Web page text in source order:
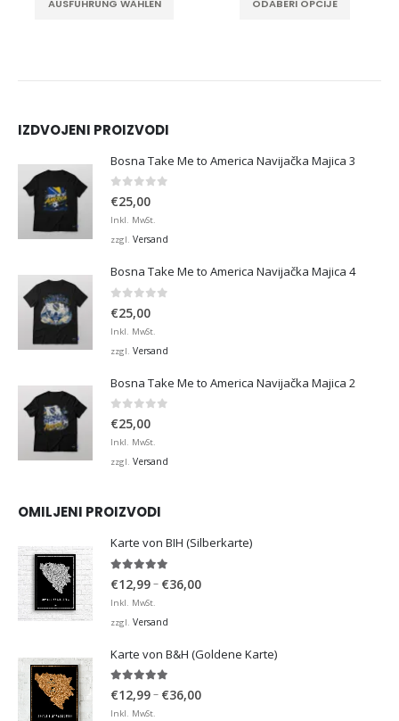
AUSFÜHRUNG WÄHLEN ODABERI OPCIJE
IZDVOJENI PROIZVODI
Bosna Take Me to America Navijačka Majica 3
0 von 5
€25,00
Inkl. MwSt.
zzgl. Versand
Bosna Take Me to America Navijačka Majica 4
€25,00
Inkl. MwSt.
zzgl. Versand
Bosna Take Me to America Navijačka Majica 2
0 von 5
€25,00
Inkl. MwSt.
zzgl. Versand
OMILJENI PROIZVODI
Karte von BIH (Silberkarte)
€12,99– €36,00Preisspanne:
Inkl. MwSt.
zzgl. Versand
Karte von B&H (Goldene Karte)
4.98von 5
€12,99– €36,00Preisspanne:
Inkl. MwSt.